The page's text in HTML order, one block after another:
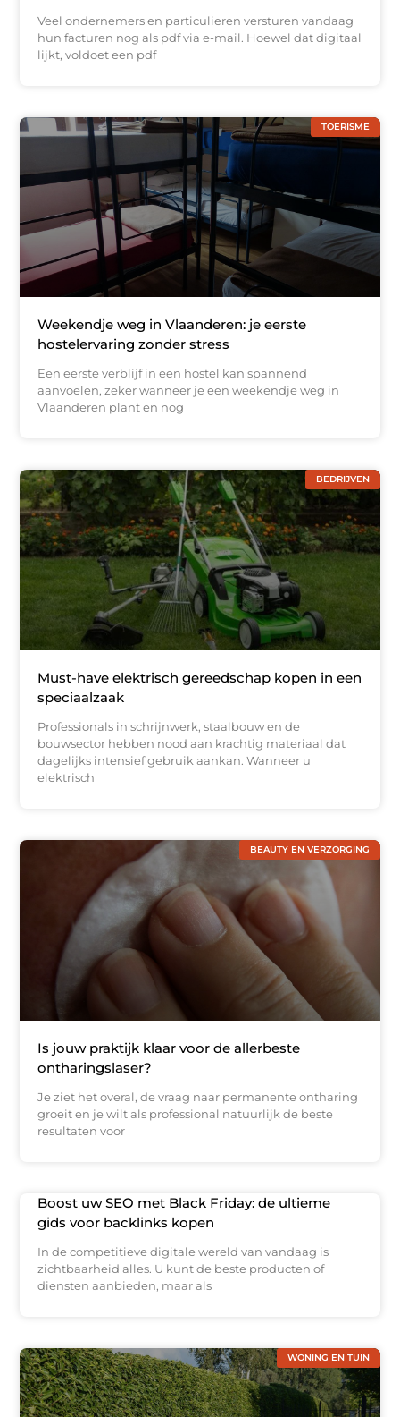
Veel ondernemers en particulieren versturen vandaag
hun facturen nog als pdf via e-mail. Hoewel dat digitaal
lijkt, voldoet een pdf
TOERISME
Weekendje weg in Vlaanderen: je eerste
hostelervaring zonder stress
Een eerste verblijf in een hostel kan spannend
aanvoelen, zeker wanneer je een weekendje weg in
Vlaanderen plant en nog
BEDRIJVEN
Must-have elektrisch gereedschap kopen in een
speciaalzaak
Professionals in schrijnwerk, staalbouw en de
bouwsector hebben nood aan krachtig materiaal dat
dagelijks intensief gebruik aankan. Wanneer u
elektrisch
BEAUTY EN VERZORGING
Is jouw praktijk klaar voor de allerbeste
ontharingslaser?
Je ziet het overal, de vraag naar permanente ontharing
groeit en je wilt als professional natuurlijk de beste
resultaten voor
Boost uw SEO met Black Friday: de ultieme
gids voor backlinks kopen
In de competitieve digitale wereld van vandaag is
zichtbaarheid alles. U kunt de beste producten of
diensten aanbieden, maar als
WONING EN TUIN